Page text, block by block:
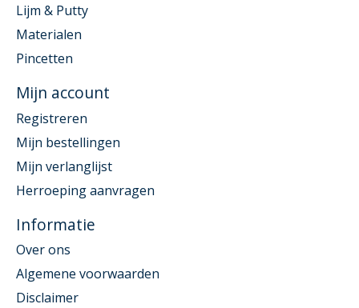
Lijm & Putty
Materialen
Pincetten
Mijn account
Registreren
Mijn bestellingen
Mijn verlanglijst
Herroeping aanvragen
Informatie
Over ons
Algemene voorwaarden
Disclaimer